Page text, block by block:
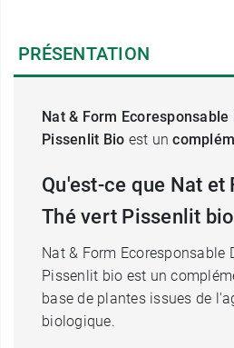
PRÉSENTATION
Nat & Form
Pissenlit Bio est un
Qu'est-ce que Nat et
Thé vert Pissenlit
Nat & Form Ecoresponsable
Pissenlit bio est un
base de plantes issues de
biologique.